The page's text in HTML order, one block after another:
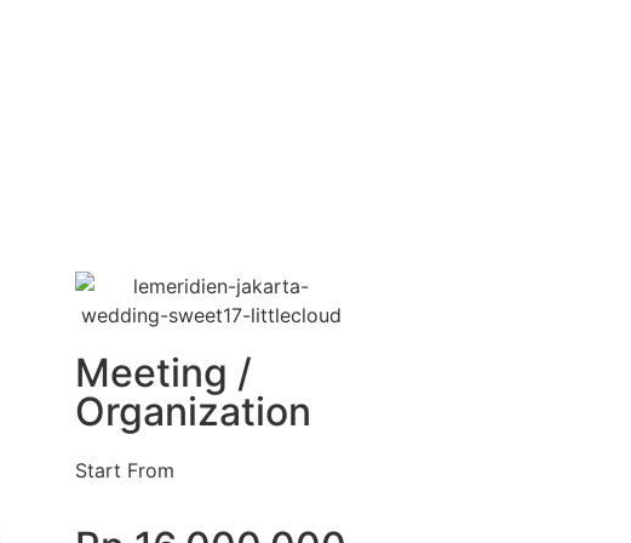
Meeting /
Organization
Start From